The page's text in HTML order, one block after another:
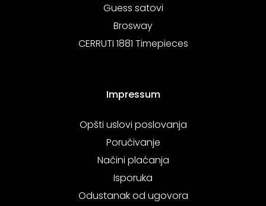
Guess satovi
Brosway
CERRUTI 1881 Timepieces
Impressum
Opšti uslovi poslovanja
Poručivanje
Načini plaćanja
Isporuka
Odustanak od ugovora